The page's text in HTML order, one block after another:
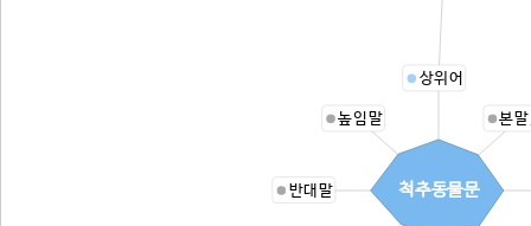
상위어
본
반대말
높임말
척추동물문